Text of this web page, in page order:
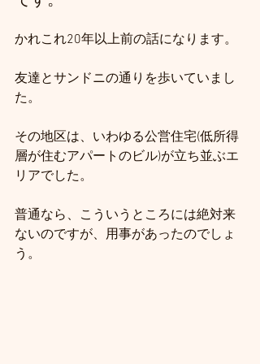
かれこれ20年以上前の話になります。
友達とサンドニの通りを歩いていまし
た。
その地区は、いわゆる公営住宅(低所得
層が住むアパートのビル)が立ち並ぶエ
リアでした。
普通なら、こういうところには絶対来
ないのですが、用事があったのでしょ
う。